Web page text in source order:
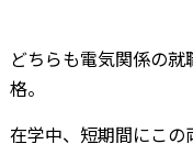
どちらも電気関係の
格。
在学中、短期間にこ